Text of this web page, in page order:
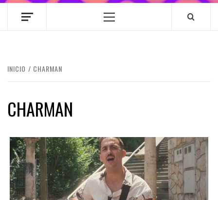
Menú
INICIO CHARMAN
CHARMAN